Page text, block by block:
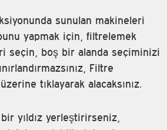
sunulan makineleri
yapmak için, filtrelemek
seçin, boş bir alanda seçiminizi
Filtre
tıklayarak alacaksınız.
yıldız yerleştirirseniz,